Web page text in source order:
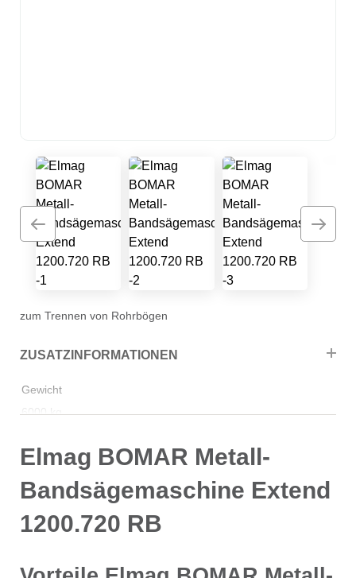
zum Trennen von Rohrbögen
ZUSATZINFORMATIONEN
Gewicht
6000 kg
Elmag BOMAR Metall-
Bandsägemaschine Extend
1200.720 RB